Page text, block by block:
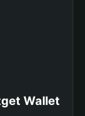
Wallet